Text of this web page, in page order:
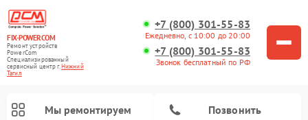
FIX-POWERCOM
Ремонт устройств
PowerCom
Специализированный
cервисный центр г.Нижний
Тагил
+7 (800) 301-55-83
Ежедневно, с 10:00 до 20:00
+7 (800) 301-55-83
Звонок бесплатный по РФ
Мы ремонтируем Позвонить